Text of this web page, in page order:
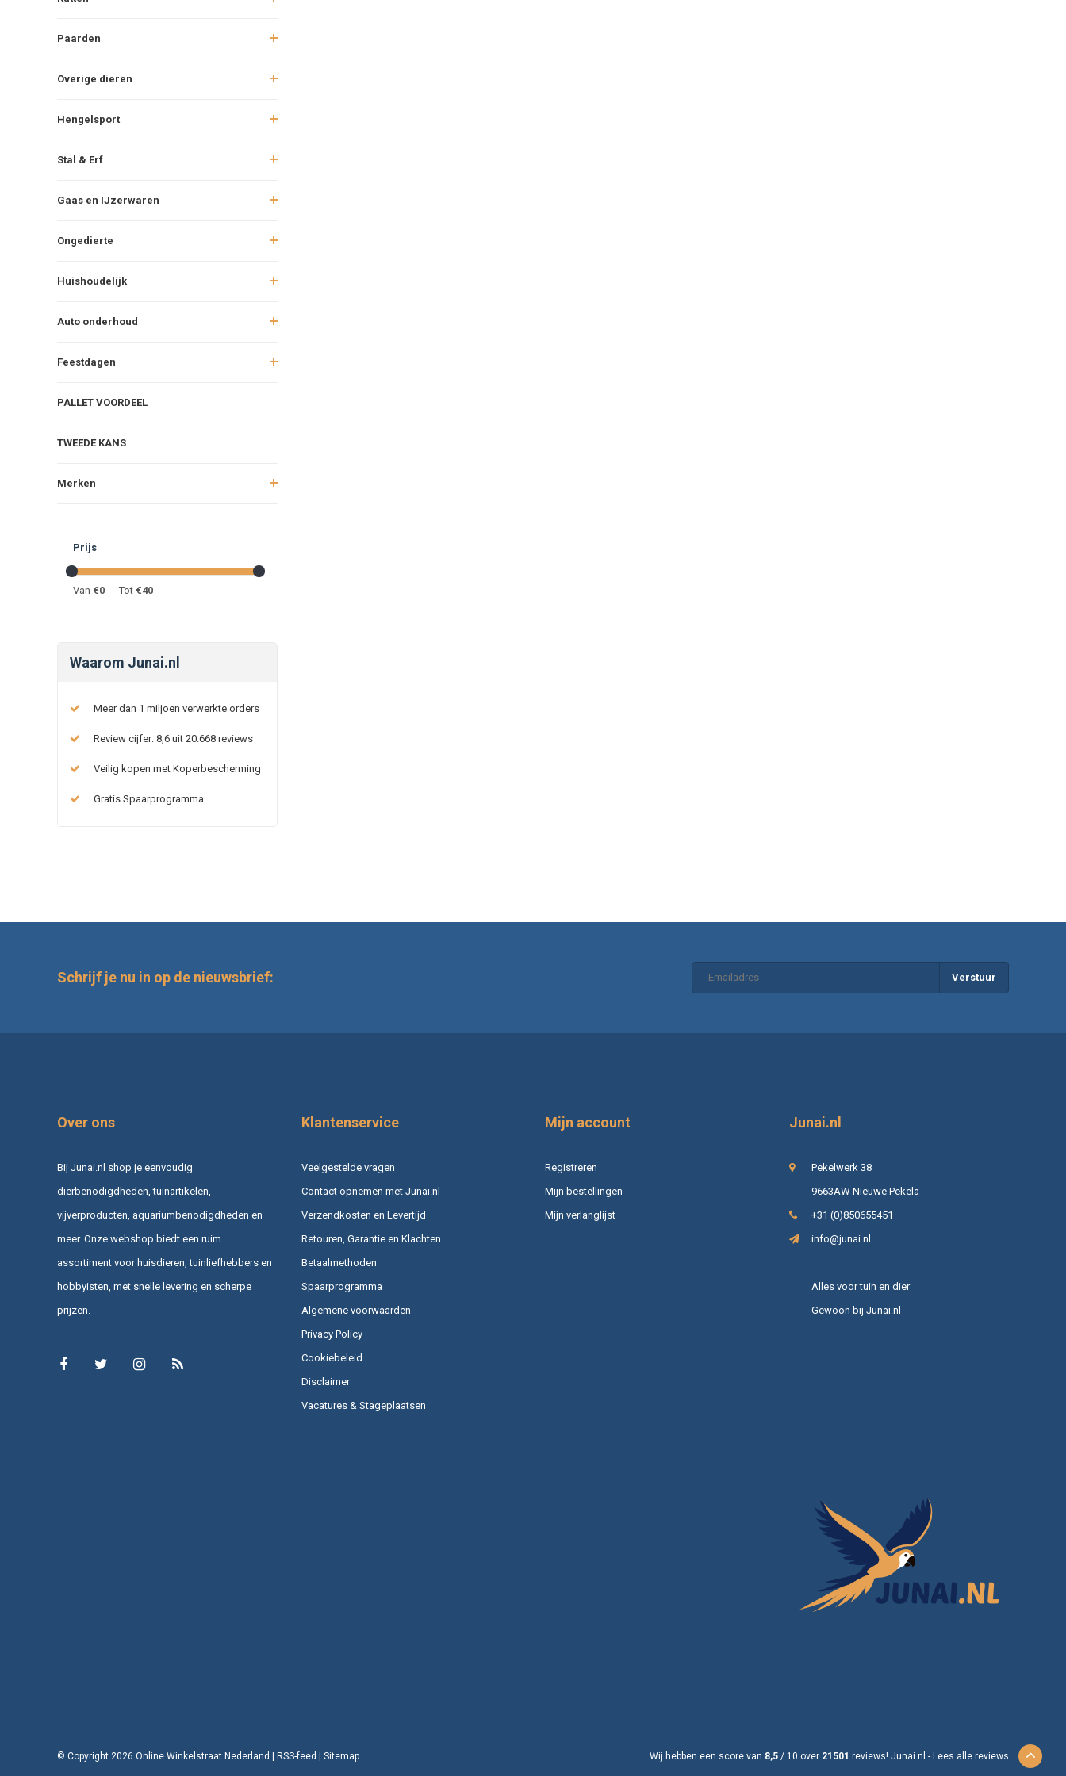
Paarden
Overige dieren
Hengelsport
Stal & Erf
Gaas en IJzerwaren
Ongedierte
Huishoudelijk
Auto onderhoud
Feestdagen
PALLET VOORDEEL
TWEEDE KANS
Merken
Prijs
Van €0 Tot €40
Waarom Junai.nl
Meer dan 1 miljoen verwerkte orders
Review cijfer: 8,6 uit 20.668 reviews
Veilig kopen met Koperbescherming
Gratis Spaarprogramma
Schrijf je nu in op de nieuwsbrief: Verstuur
Over ons
Bij Junai.nl shop je eenvoudig
dierbenodigdheden, tuinartikelen,
vijverproducten, aquariumbenodigdheden en
meer. Onze webshop biedt een ruim
assortiment voor huisdieren, tuinliefhebbers en
hobbyisten, met snelle levering en scherpe
prijzen.
Klantenservice
Veelgestelde vragen
Contact opnemen met Junai.nl
Verzendkosten en Levertijd
Retouren, Garantie en Klachten
Betaalmethoden
Spaarprogramma
Algemene voorwaarden
Privacy Policy
Cookiebeleid
Disclaimer
Vacatures & Stageplaatsen
Mijn account
Registreren
Mijn bestellingen
Mijn verlanglijst
Junai.nl
Pekelwerk 38
9663AW Nieuwe Pekela
+31 (0)850655451
info@junai.nl
Alles voor tuin en dier
Gewoon bij Junai.nl
© Copyright 2026 Online Winkelstraat Nederland | RSS-feed | Sitemap Wij hebben een score van 8,5 / 10 over 21501 reviews! Junai.nl - Lees alle reviews